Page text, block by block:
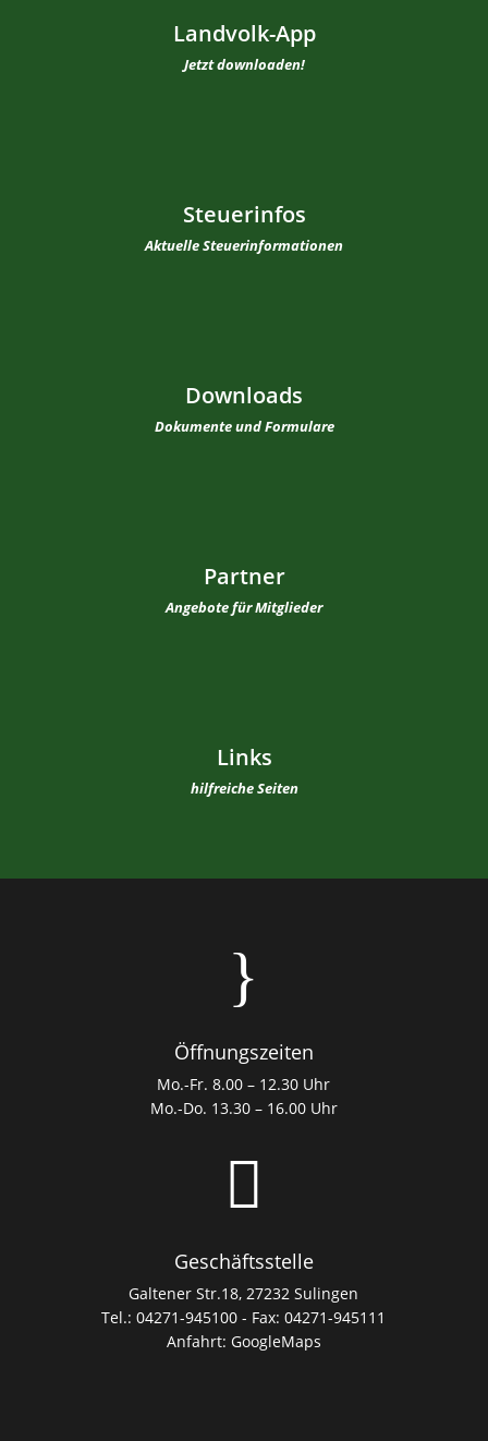
Landvolk-App
Jetzt downloaden!
Steuerinfos
Aktuelle Steuerinformationen
Downloads
Dokumente und Formulare
Partner
Angebote für Mitglieder
Links
hilfreiche Seiten
}
Öffnungszeiten
Mo.-Fr. 8.00 – 12.30 Uhr
Mo.-Do. 13.30 – 16.00 Uhr

Geschäftsstelle
Galtener Str.18, 27232 Sulingen
Tel.: 04271-945100 - Fax: 04271-945111
Anfahrt: GoogleMaps